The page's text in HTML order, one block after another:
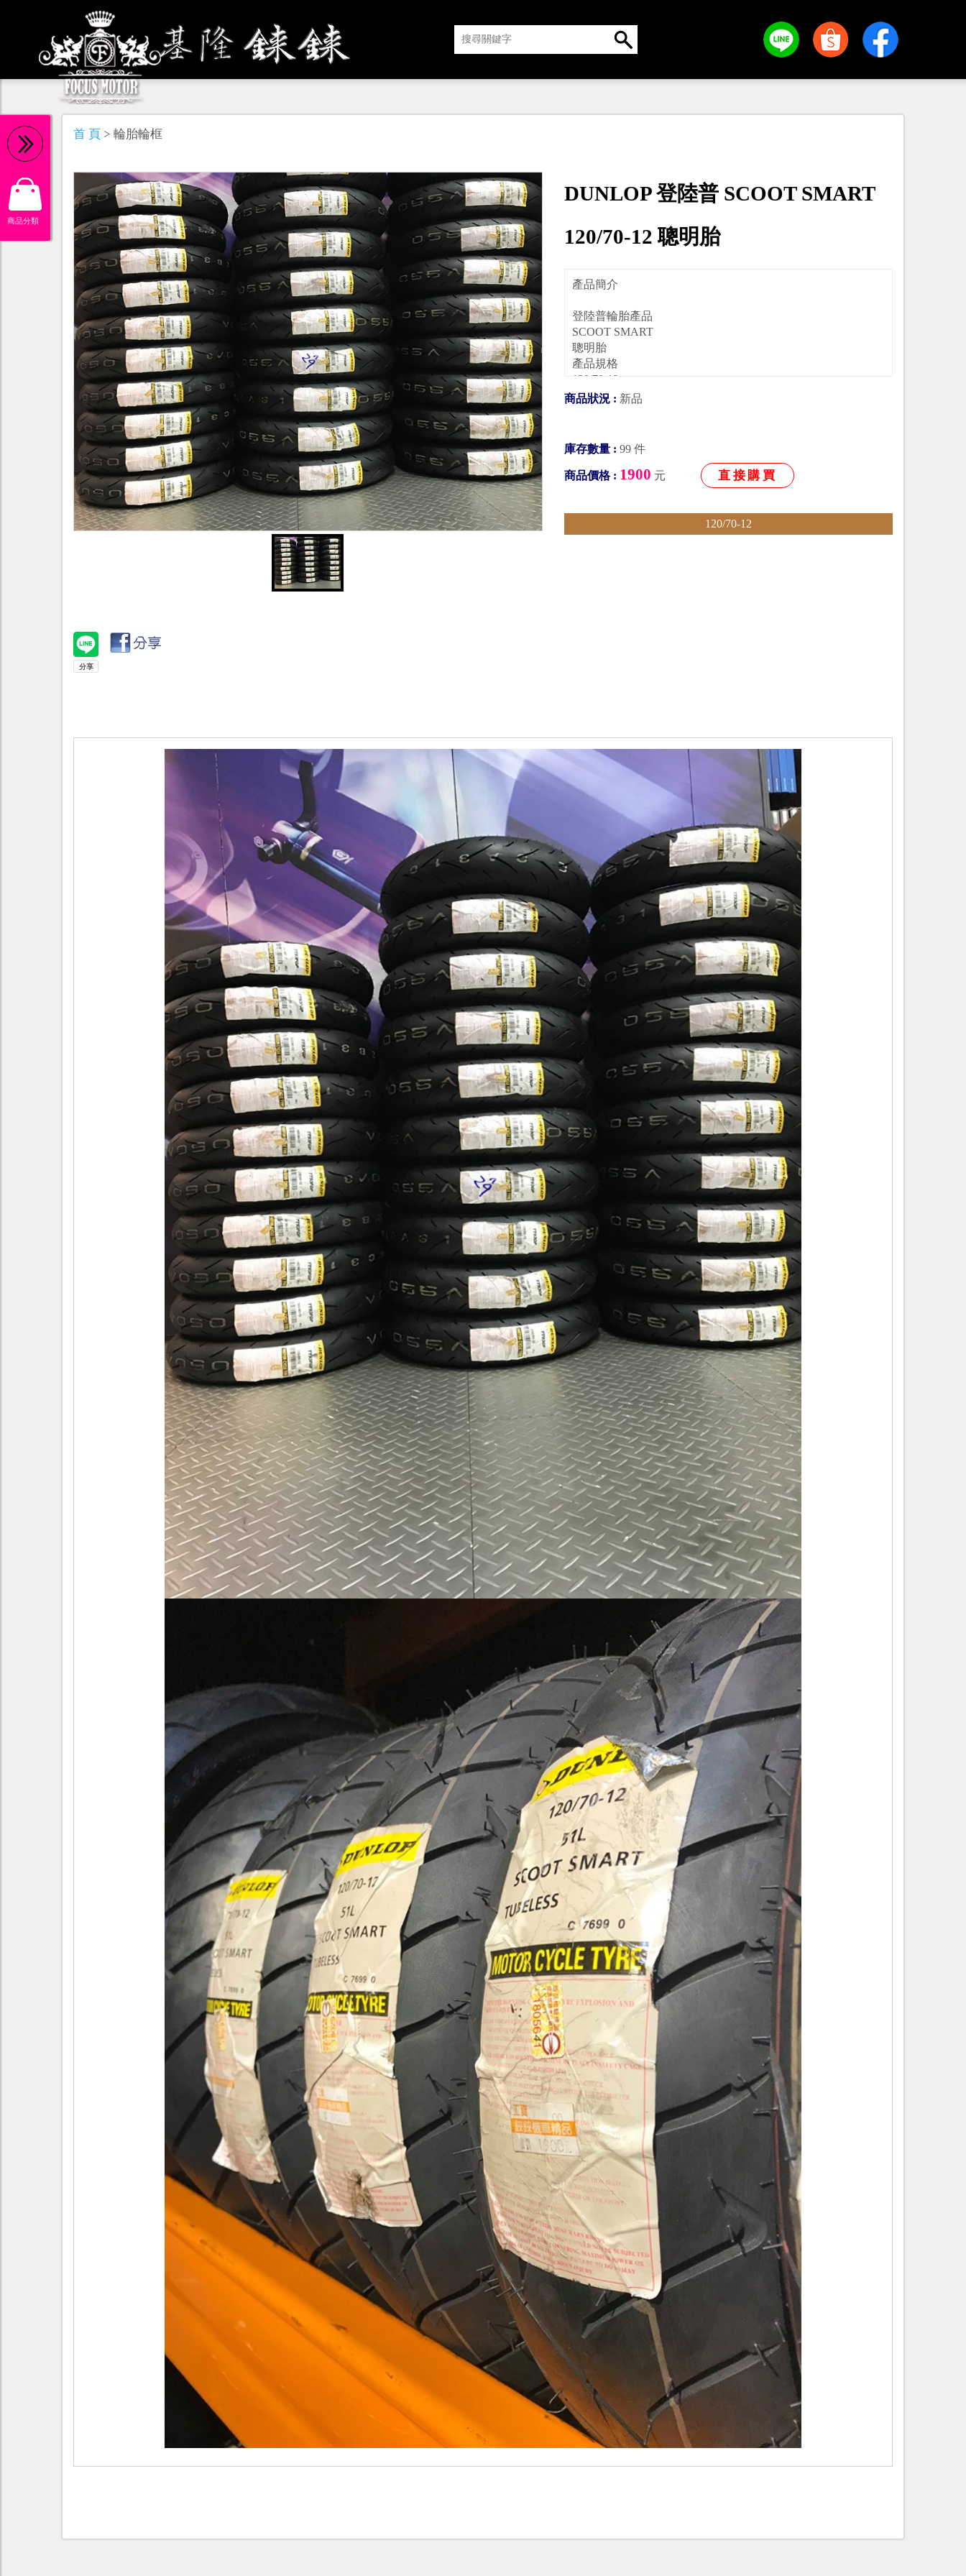
商品分類
首 頁 > 輪胎輪框
DUNLOP 登陸普 SCOOT SMART
120/70-12 聰明胎
產品簡介
登陸普輪胎產品
SCOOT SMART
聰明胎
產品規格
120/70-12
商品狀況 : 新品
庫存數量 : 99 件
商品價格 : 1900 元 直接購買
120/70-12